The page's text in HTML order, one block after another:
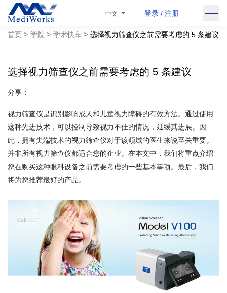
中文 登录 / 注册
首页 > 学院 > 学术快车 > 选择视力筛查仪之前需要考虑的 5 条建议
选择视力筛查仪之前需要考虑的 5 条建议
分享：
视力筛查仪是识别影响成人和儿童视力障碍的有效方法。通过使用
这种先进技术，可以控制导致视力不佳的情况，延缓其进展。因
此，拥有尖端技术的视力筛查仪对于该领域的医生来说至关重要。
并非所有视力筛查仪都适合您的企业。在本文中，我们将重点介绍
您在购买这种眼科设备之前需要考虑的一些基本事项。最后，我们
将为您推荐最好的产品。